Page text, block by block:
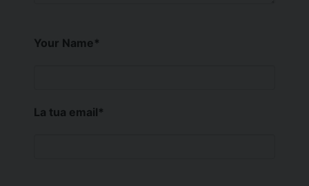
Your Name*
La tua email*